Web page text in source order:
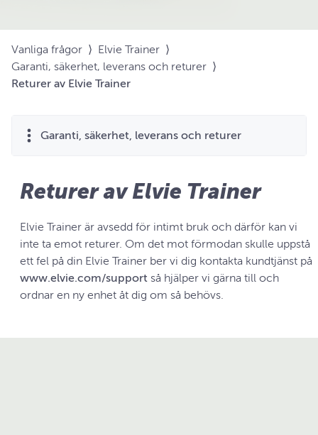
Vanliga frågor ⟩ Elvie Trainer ⟩
Garanti, säkerhet, leverans och returer ⟩
Returer av Elvie Trainer
Garanti, säkerhet, leverans och returer
Returer av Elvie Trainer
Elvie Trainer är avsedd för intimt bruk och därför kan vi
inte ta emot returer. Om det mot förmodan skulle uppstå
ett fel på din Elvie Trainer ber vi dig kontakta kundtjänst på
www.elvie.com/support så hjälper vi gärna till och
ordnar en ny enhet åt dig om så behövs.